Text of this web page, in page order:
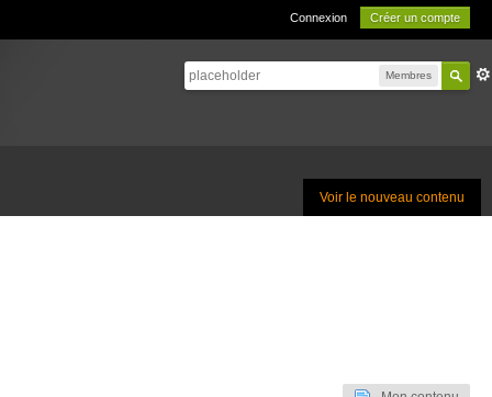
Connexion Créer un compte
Membres
Voir le nouveau contenu